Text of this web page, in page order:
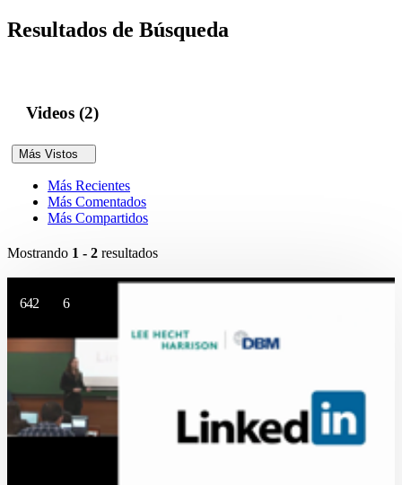
Resultados de Búsqueda
Videos (2)
Más Vistos
Más Recientes
Más Comentados
Más Compartidos
Mostrando 1 - 2 resultados
642 6